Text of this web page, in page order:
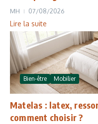
MH 07/08/2026
Lire la suite
Bien-être Mobilier
Matelas : latex,
comment choisir ?